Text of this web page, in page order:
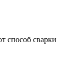
способ сварки